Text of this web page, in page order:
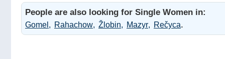
интересами и
приоритетами
People are also looking for Single Women in:
Gomel Rahachow Žlobin Mazyr Rečyca.